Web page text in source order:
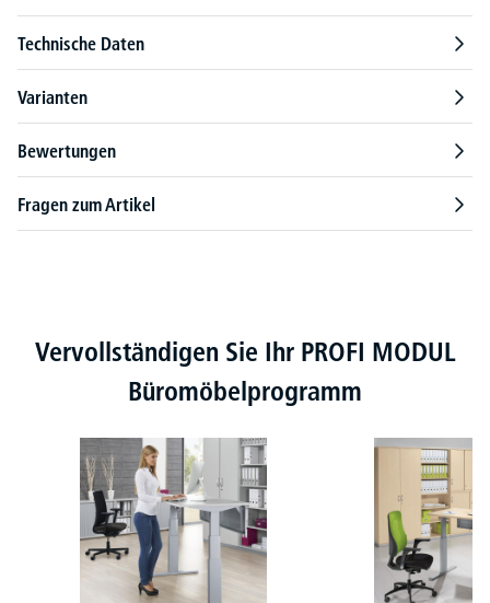
Technische Daten
Varianten
Bewertungen
Fragen zum Artikel
Produktgalerie überspringen
Vervollständigen Sie Ihr PROFI MODUL
Büromöbelprogramm